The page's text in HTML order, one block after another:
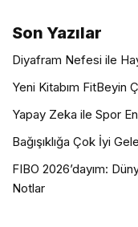
Son Yazılar
Diyafram Nefesi ile
Yeni Kitabım FitBeyin
Yapay Zeka ile Spor
Bağışıklığa Çok İyi
FIBO 2026’dayım:
Notlar